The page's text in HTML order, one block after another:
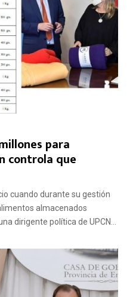
para
controla que
cuando durante su gestión
almacenados
dirigente política de UPCN...